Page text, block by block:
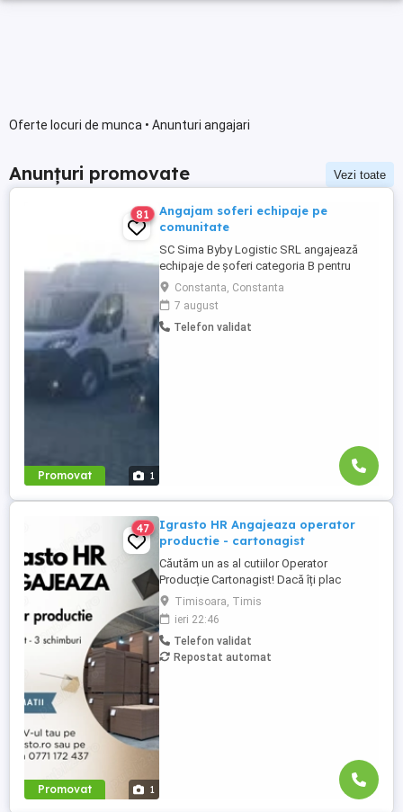
Oferte locuri de munca • Anunturi angajari
Anunțuri promovate Vezi toate
Promovat 1
81
Angajam soferi echipaje pe
comunitate
SC Sima Byby Logistic SRL angajează
echipaje de șoferi categoria B pentru
transport internațional (comunitate)!
Căutăm echipaje formate din 2 șoferi,
posesori ai permisului categoria B, pentru
transport internațional de marfă. Oferim:
Constanta, Constanta
7 august
Telefon validat
Promovat 1
47
Igrasto HR Angajeaza operator
productie - cartonagist
Căutăm un as al cutiilor Operator
Producție Cartonagist! Dacă îți plac
lucrurile bine făcute, ai ochi de vultur
pentru detalii și îți place să vezi cum dintr-
o bucată de carton iese ceva util și fain
atunci locul tău e la noi în echipă! Nu-ți
cerem să fii împăratul cartonului , dar dacă
Timisoara, Timis
ieri 22:46
Telefon validat
Repostat automat